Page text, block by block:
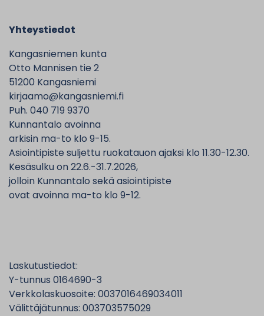
Yhteystiedot
Kangasniemen kunta
Otto Mannisen tie 2
51200 Kangasniemi
kirjaamo@kangasniemi.fi
Puh. 040 719 9370
Kunnantalo avoinna
arkisin ma-to klo 9-15.
Asiointipiste suljettu ruokatauon ajaksi klo 11.30-12.30.
Kesäsulku on 22.6.-31.7.2026,
jolloin Kunnantalo sekä asiointipiste
ovat avoinna ma-to klo 9-12.
Laskutustiedot:
Y-tunnus 0164690-3
Verkkolaskuosoite: 0037016469034011
Välittäjätunnus: 003703575029